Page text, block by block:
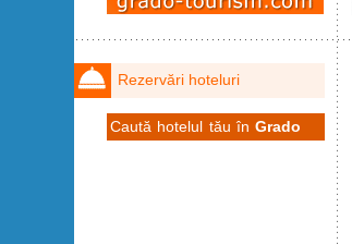
Rezervări hoteluri
Caută hotelul tău înGrado